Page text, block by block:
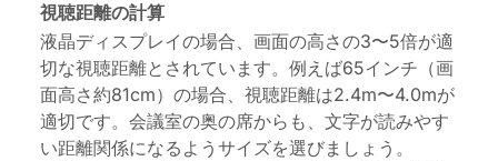
視聴距離の計算
液晶ディスプレイの場合、画面の高さの3〜5倍が適
切な視聴距離とされています。例えば65インチ（画
面高さ約81cm）の場合、視聴距離は2.4m〜4.0mが
適切です。会議室の奥の席からも、文字が読みやす
い距離関係になるようサイズを選びましょう。